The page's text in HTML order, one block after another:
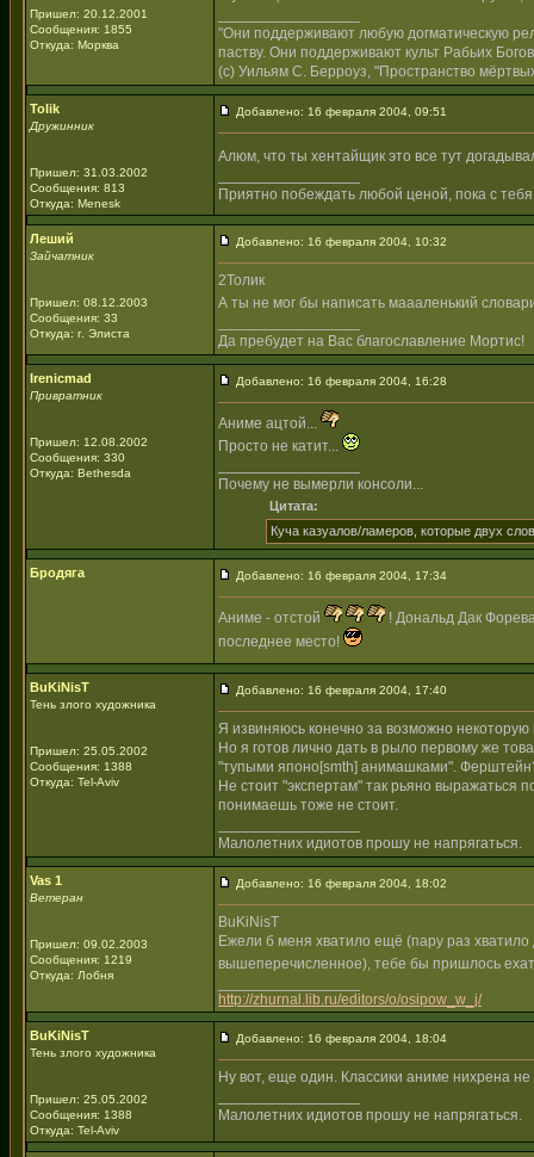
Пришел: 20.12.2001
Сообщения: 1855
Откуда: Морква
"Они поддерживают любую догматическую
паству. Они поддерживают культ Рабьих
(с) Уильям С. Берроуз, "Пространство
Tolik
Дружинник
Пришел: 31.03.2002
Сообщения: 813
Откуда: Menesk
Добавлено: 16 февраля 2004, 09:51
Алюм, что ты хентайщик это все тут
Приятно побеждать любой ценой, пока с
Леший
Зайчатник
Пришел: 08.12.2003
Сообщения: 33
Откуда: г. Элиста
Добавлено: 16 февраля 2004, 10:32
2Толик
А ты не мог бы написать маааленький
Да пребудет на Вас благославление Мортис!
Irenicmad
Привратник
Пришел: 12.08.2002
Сообщения: 330
Откуда: Bethesda
Добавлено: 16 февраля 2004, 16:28
Аниме ацтой...
Просто не катит...
Почему не вымерли консоли...
Цитата:
Куча казуалов/ламеров, которые двух
Бродяга Добавлено: 16 февраля 2004, 17:34
Аниме - отстой
! Дональд Дак
последнее место!
BuKiNisT
Тень злого художника
Пришел: 25.05.2002
Сообщения: 1388
Откуда: Tel-Aviv
Добавлено: 16 февраля 2004, 17:40
Я извиняюсь конечно за возможно некоторую
Но я готов лично дать в рыло первому же
"тупыми японо[smth] анимашками".
Не стоит "экспертам" так рьяно выражаться
понимаешь тоже не стоит.
Малолетних идиотов прошу не напрягаться.
Vas 1
Ветеран
Пришел: 09.02.2003
Сообщения: 1219
Откуда: Лобня
Добавлено: 16 февраля 2004, 18:02
BuKiNisT
Ежели б меня хватило ещё (пару раз
вышеперечисленное), тебе бы пришлось
http://zhurnal.lib.ru/editors/o/osipow_w_j/
BuKiNisT
Тень злого художника
Пришел: 25.05.2002
Сообщения: 1388
Откуда: Tel-Aviv
Добавлено: 16 февраля 2004, 18:04
Ну вот, еще один. Классики аниме нихрена
Малолетних идиотов прошу не напрягаться.